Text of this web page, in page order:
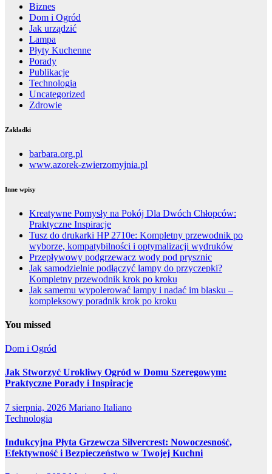
Biznes
Dom i Ogród
Jak urządzić
Lampa
Płyty Kuchenne
Porady
Publikacje
Technologia
Uncategorized
Zdrowie
Zakładki
barbara.org.pl
www.azorek-zwierzomyjnia.pl
Inne wpisy
Kreatywne Pomysły na Pokój Dla Dwóch Chłopców:
Praktyczne Inspiracje
Tusz do drukarki HP 2710e: Kompletny przewodnik po
wyborze, kompatybilności i optymalizacji wydruków
Przepływowy podgrzewacz wody pod prysznic
Jak samodzielnie podłączyć lampy do przyczepki?
Kompletny przewodnik krok po kroku
Jak samemu wypolerować lampy i nadać im blasku –
kompleksowy poradnik krok po kroku
You missed
Dom i Ogród
Jak Stworzyć Urokliwy Ogród w Domu Szeregowym:
Praktyczne Porady i Inspiracje
7 sierpnia, 2026 Mariano Italiano
Technologia
Indukcyjna Płyta Grzewcza Silvercrest: Nowoczesność,
Efektywność i Bezpieczeństwo w Twojej Kuchni